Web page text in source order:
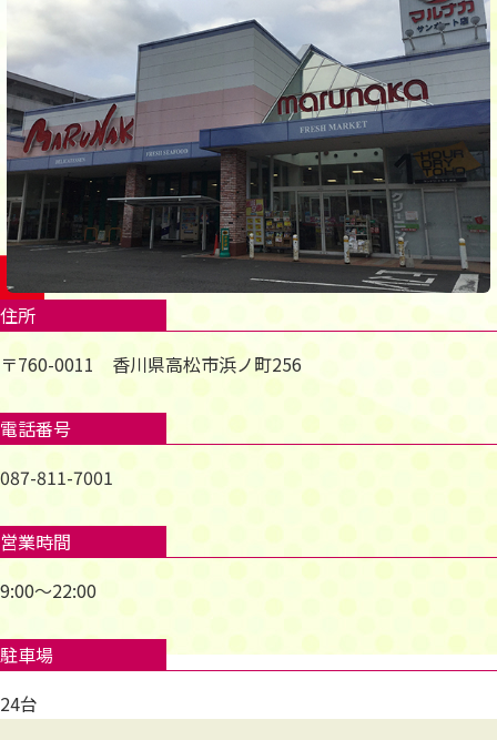
住所
〒760-0011 香川県高松市浜ノ町256
電話番号
087-811-7001
営業時間
9:00～22:00
駐車場
24台